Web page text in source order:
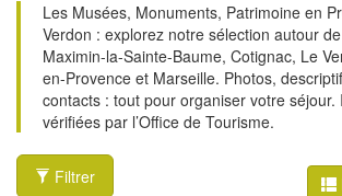
Les Musées, Monuments, Patrimoine en
Verdon : explorez notre sélection autour
Maximin-la-Sainte-Baume, Cotignac, Le
en-Provence et Marseille. Photos,
contacts : tout pour organiser votre séjour.
vérifiées par l’Office de Tourisme.
Filtrer